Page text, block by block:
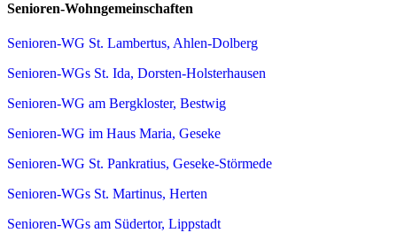
Senioren-Wohngemeinschaften
Senioren-WG St. Lambertus, Ahlen-Dolberg
Senioren-WGs St. Ida, Dorsten-Holsterhausen
Senioren-WG am Bergkloster, Bestwig
Senioren-WG im Haus Maria, Geseke
Senioren-WG St. Pankratius, Geseke-Störmede
Senioren-WGs St. Martinus, Herten
Senioren-WGs am Südertor, Lippstadt